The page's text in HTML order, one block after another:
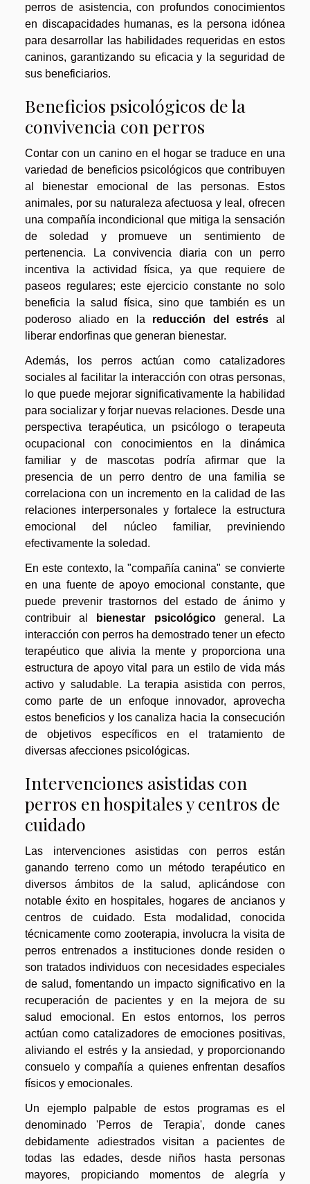
perros de asistencia, con profundos conocimientos
en discapacidades humanas, es la persona idónea
para desarrollar las habilidades requeridas en estos
caninos, garantizando su eficacia y la seguridad de
sus beneficiarios.
Beneficios psicológicos de la
convivencia con perros
Contar con un canino en el hogar se traduce en una
variedad de beneficios psicológicos que contribuyen
al bienestar emocional de las personas. Estos
animales, por su naturaleza afectuosa y leal, ofrecen
una compañía incondicional que mitiga la sensación
de soledad y promueve un sentimiento de
pertenencia. La convivencia diaria con un perro
incentiva la actividad física, ya que requiere de
paseos regulares; este ejercicio constante no solo
beneficia la salud física, sino que también es un
poderoso aliado en la reducción del estrés al
liberar endorfinas que generan bienestar.
Además, los perros actúan como catalizadores
sociales al facilitar la interacción con otras personas,
lo que puede mejorar significativamente la habilidad
para socializar y forjar nuevas relaciones. Desde una
perspectiva terapéutica, un psicólogo o terapeuta
ocupacional con conocimientos en la dinámica
familiar y de mascotas podría afirmar que la
presencia de un perro dentro de una familia se
correlaciona con un incremento en la calidad de las
relaciones interpersonales y fortalece la estructura
emocional del núcleo familiar, previniendo
efectivamente la soledad.
En este contexto, la "compañía canina" se convierte
en una fuente de apoyo emocional constante, que
puede prevenir trastornos del estado de ánimo y
contribuir al
bienestar psicológicogeneral. La
interacción con perros ha demostrado tener un efecto
terapéutico que alivia la mente y proporciona una
estructura de apoyo vital para un estilo de vida más
activo y saludable. La terapia asistida con perros,
como parte de un enfoque innovador, aprovecha
estos beneficios y los canaliza hacia la consecución
de objetivos específicos en el tratamiento de
diversas afecciones psicológicas.
Intervenciones asistidas con
perros en hospitales y centros de
cuidado
Las intervenciones asistidas con perros están
ganando terreno como un método terapéutico en
diversos ámbitos de la salud, aplicándose con
notable éxito en hospitales, hogares de ancianos y
centros de cuidado. Esta modalidad, conocida
técnicamente como zooterapia, involucra la visita de
perros entrenados a instituciones donde residen o
son tratados individuos con necesidades especiales
de salud, fomentando un impacto significativo en la
recuperación de pacientes y en la mejora de su
salud emocional. En estos entornos, los perros
actúan como catalizadores de emociones positivas,
aliviando el estrés y la ansiedad, y proporcionando
consuelo y compañía a quienes enfrentan desafíos
físicos y emocionales.
Un ejemplo palpable de estos programas es el
denominado 'Perros de Terapia', donde canes
debidamente adiestrados visitan a pacientes de
todas las edades, desde niños hasta personas
mayores, propiciando momentos de alegría y